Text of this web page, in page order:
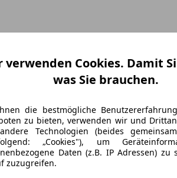
verwenden Cookies. Damit
was Sie brauchen.
die bestmögliche
zu bieten, verwenden wir und
Technologien (beides
„Cookies"), um
Daten (z.B. IP Adressen) zu
zuzugreifen.